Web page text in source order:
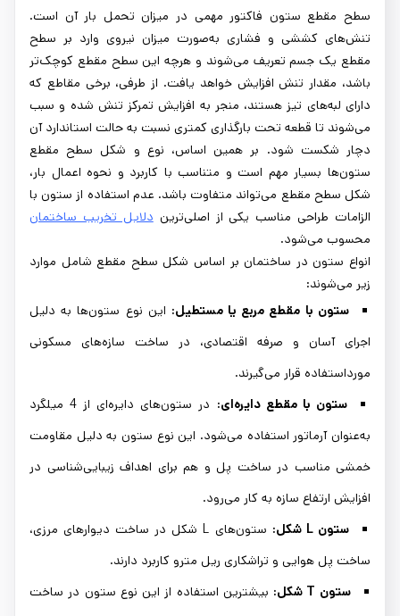
سطح مقطع ستون فاکتور مهمی در میزان تحمل بار آن است.
تنش‌های کششی و فشاری به‌صورت میزان نیروی وارد بر سطح
مقطع یک جسم تعریف می‌شوند و هرچه این سطح مقطع کوچک‌تر
باشد، مقدار تنش افزایش خواهد یافت. از طرفی، برخی مقاطع که
دارای لبه‌های تیز هستند، منجر به افزایش تمرکز تنش شده و سبب
می‌شوند تا قطعه تحت بارگذاری کمتری نسبت به حالت استاندارد آن
دچار شکست شود. بر همین اساس، نوع و شکل سطح مقطع
ستون‌ها بسیار مهم است و متناسب با کاربرد و نحوه اعمال بار،
شکل سطح مقطع می‌تواند متفاوت باشد. عدم استفاده از ستون با
الزامات طراحی مناسب یکی از اصلی‌ترین دلایل تخریب ساختمان
محسوب می‌شود.
انواع ستون در ساختمان بر اساس شکل سطح مقطع شامل موارد
زیر می‌شوند:
ستون با مقطع مربع یا مستطیل: این نوع ستون‌ها به دلیل
اجرای آسان و صرفه اقتصادی، در ساخت سازه‌های مسکونی
مورداستفاده قرار می‌گیرند.
ستون با مقطع دایره‌ای:
در ستون‌های دایره‌ای از 4 میلگرد
به‌عنوان آرماتور استفاده می‌شود. این نوع ستون به دلیل مقاومت
خمشی مناسب در ساخت پل و هم برای اهداف زیبایی‌شناسی در
افزایش ارتفاع سازه به کار می‌رود.
ستون L شکل:
ستون‌های L شکل در ساخت دیوارهای مرزی،
ساخت پل هوایی و تراشکاری ریل مترو کاربرد دارند.
ستون T شکل:
بیشترین استفاده از این نوع ستون در ساخت